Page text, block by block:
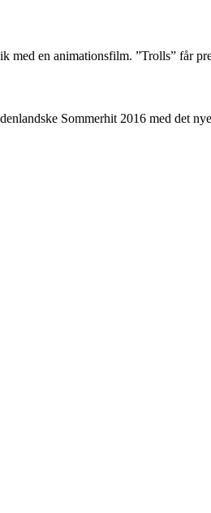
en animationsfilm. ”Trolls” får
Sommerhit 2016 med det